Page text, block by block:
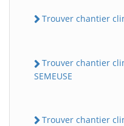
Trouver chantier
Trouver chantier
SEMEUSE
Trouver chantier